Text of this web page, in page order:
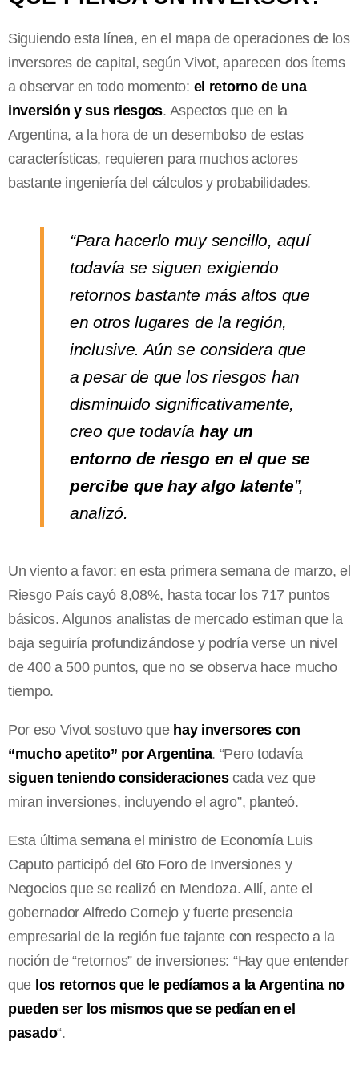
Siguiendo esta línea, en el mapa de operaciones de los
inversores de capital, según Vivot, aparecen dos ítems
a observar en todo momento: el retorno de una
inversión ysus riesgos. Aspectos que en la
Argentina, a la hora de un desembolso de estas
características, requieren para muchos actores
bastante ingeniería del cálculos y probabilidades.
“Para hacerlo muy sencillo, aquí
todavía se siguen exigiendo
retornos bastante más altos que
en otros lugares de la región,
inclusive. Aún se considera que
a pesar de que los riesgos han
disminuido significativamente,
creo que todavía hay un
entorno de riesgo en el que se
percibe que hay algo latente”,
analizó.
Un viento a favor: en esta primera semana de marzo, el
Riesgo País cayó 8,08%, hasta tocar los 717 puntos
básicos. Algunos analistas de mercado estiman que la
baja seguiría profundizándose y podría verse un nivel
de 400 a 500 puntos, que no se observa hace mucho
tiempo.
Por eso Vivot sostuvo que hay inversores con
“mucho apetito” por Argentina. “Pero todavía
siguen teniendo consideracionescada vez que
miran inversiones, incluyendo el agro”, planteó.
Esta última semana el ministro de Economía Luis
Caputo participó del 6to Foro de Inversiones y
Negocios que se realizó en Mendoza. Allí, ante el
gobernador Alfredo Cornejo y fuerte presencia
empresarial de la región fue tajante con respecto a la
noción de “retornos” de inversiones: “Hay que entender
que los retornos que le pedíamos a la Argentina no
pueden ser los mismos que se pedían en el
pasado“.